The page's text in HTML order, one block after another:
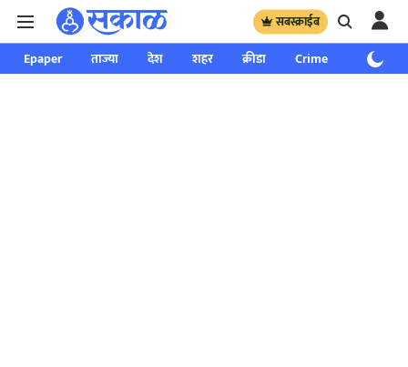
सबस्क्राईब
Epaper ताज्या देश शहर क्रीडा Crime साप्ताहिक